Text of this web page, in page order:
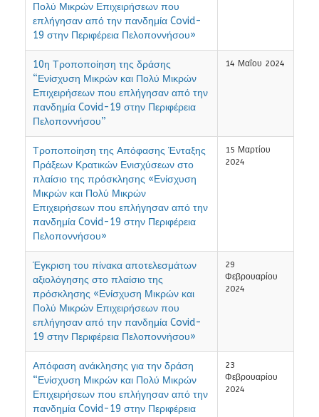
Πολύ Μικρών Επιχειρήσεων που
επλήγησαν από την πανδημία Covid-
19 στην Περιφέρεια Πελοποννήσου»
10η Τροποποίηση της δράσης
“Ενίσχυση Μικρών και Πολύ Μικρών
Επιχειρήσεων που επλήγησαν από την
πανδημία Covid-19 στην Περιφέρεια
Πελοποννήσου”
14 Μαΐου 2024
Τροποποίηση της Απόφασης Ένταξης
Πράξεων Κρατικών Ενισχύσεων στο
πλαίσιο της πρόσκλησης «Ενίσχυση
Μικρών και Πολύ Μικρών
Επιχειρήσεων που επλήγησαν από την
πανδημία Covid-19 στην Περιφέρεια
Πελοποννήσου»
15 Μαρτίου
2024
Έγκριση του πίνακα αποτελεσμάτων
αξιολόγησης στο πλαίσιο της
πρόσκλησης «Ενίσχυση Μικρών και
Πολύ Μικρών Επιχειρήσεων που
επλήγησαν από την πανδημία Covid-
19 στην Περιφέρεια Πελοποννήσου»
29
Φεβρουαρίου
2024
Απόφαση ανάκλησης για την δράση
“Ενίσχυση Μικρών και Πολύ Μικρών
Επιχειρήσεων που επλήγησαν από την
πανδημία Covid-19 στην Περιφέρεια
23
Φεβρουαρίου
2024